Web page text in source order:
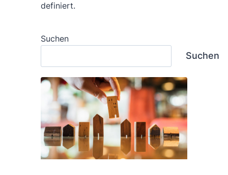
definiert.
Suchen
Suchen